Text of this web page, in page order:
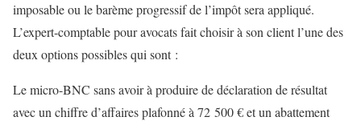
imposable ou le barème progressif de l’impôt sera appliqué.
L’expert-comptable pour avocats fait choisir à son client l’une des
deux options possibles qui sont :
Le micro-BNC sans avoir à produire de déclaration de résultat
avec un chiffre d’affaires plafonné à 72 500 € et un abattement